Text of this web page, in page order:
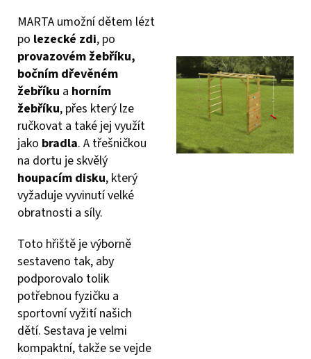
MARTA umožní dětem lézt
po lezecké zdi, po
provazovém žebříku,
bočním dřevěném
žebříku a horním
žebříku, přes který lze
ručkovat a také jej využít
jako bradla. A třešničkou
na dortu je skvělý
houpacím disku, který
vyžaduje vyvinutí velké
obratnosti a síly.
Toto hřiště je výborně
sestaveno tak, aby
podporovalo tolik
potřebnou fyzičku a
sportovní vyžití našich
dětí. Sestava je velmi
kompaktní, takže se vejde